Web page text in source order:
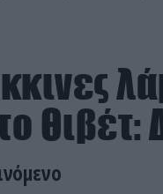
Θιβέτ: